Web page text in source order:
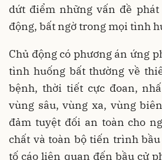
dứt điểm những vấn đề
động, bất ngờ trong mọi tình
Chủ động có phương án ứng
tình huống bất thường về
bệnh, thời tiết cực đoan,
vùng sâu, vùng xa, vùng
đảm tuyệt đối an toàn cho
chất và toàn bộ tiến trình
tố cáo liên quan đến bầu cử